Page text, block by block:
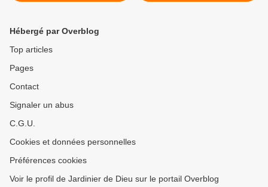
Hébergé par Overblog
Top articles
Pages
Contact
Signaler un abus
C.G.U.
Cookies et données personnelles
Préférences cookies
Voir le profil de Jardinier de Dieu sur le portail Overblog